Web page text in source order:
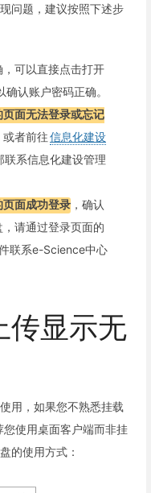
问题，建议按照下述步
可以直接点击打开
确认账户密码正确。
面无法登录或忘记
或者前往信息化建设
联系信息化建设管理
面成功登录 ，确认
请通过登录页面的
联系e-Science中心
传显示无
用，如果您不熟悉挂载
使用桌面客户端而非挂
的使用方式：